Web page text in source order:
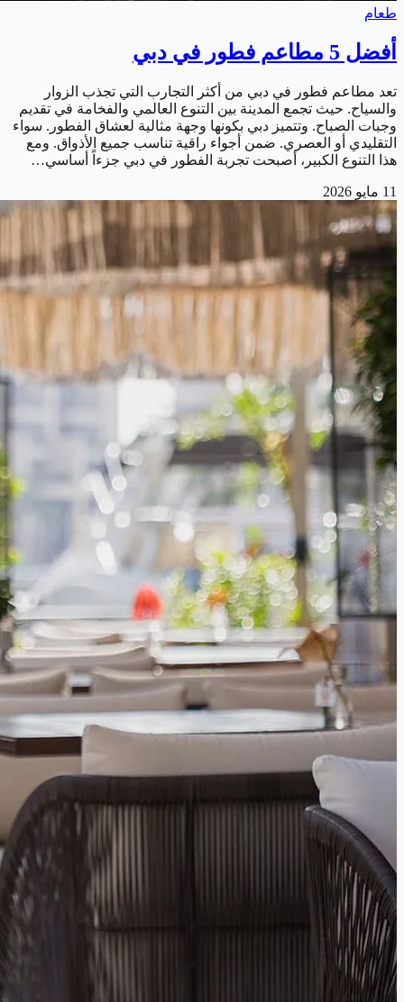
طعام
أفضل 5 مطاعم فطور في دبي
تعد مطاعم فطور في دبي من أكثر التجارب التي تجذب الزوار
والسياح. حيث تجمع المدينة بين التنوع العالمي والفخامة في تقديم
وجبات الصباح. وتتميز دبي بكونها وجهة مثالية لعشاق الفطور. سواء
التقليدي أو العصري. ضمن أجواء راقية تناسب جميع الأذواق. ومع
هذا التنوع الكبير، أصبحت تجربة الفطور في دبي جزءاً أساسي…
11 مايو 2026